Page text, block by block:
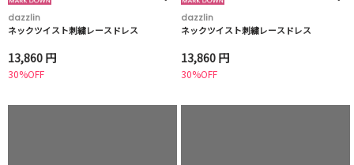
dazzlin
ネックツイスト刺繍レースドレス
13,860 円
30%OFF
dazzlin
ネックツイスト刺繍レースドレス
13,860 円
30%OFF